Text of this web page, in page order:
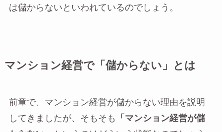
は儲からないといわれているのでしょう。
マンション経営で「儲からない」とは
前章で、マンション経営が儲からない理由を説明
してきましたが、そもそも
「マンション経営が儲